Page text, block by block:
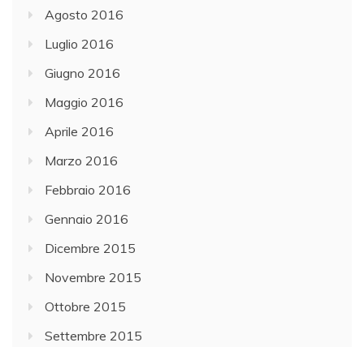
Agosto 2016
Luglio 2016
Giugno 2016
Maggio 2016
Aprile 2016
Marzo 2016
Febbraio 2016
Gennaio 2016
Dicembre 2015
Novembre 2015
Ottobre 2015
Settembre 2015